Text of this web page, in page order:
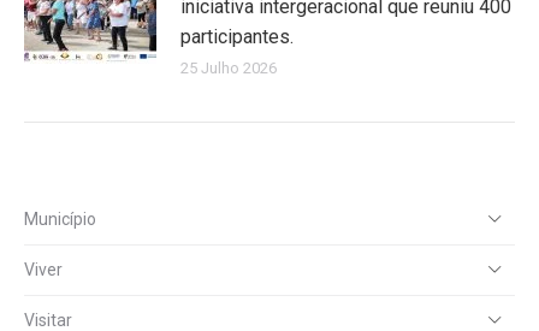
iniciativa intergeracional que reuniu 400
participantes.
25 Julho 2026
Município
Viver
Visitar